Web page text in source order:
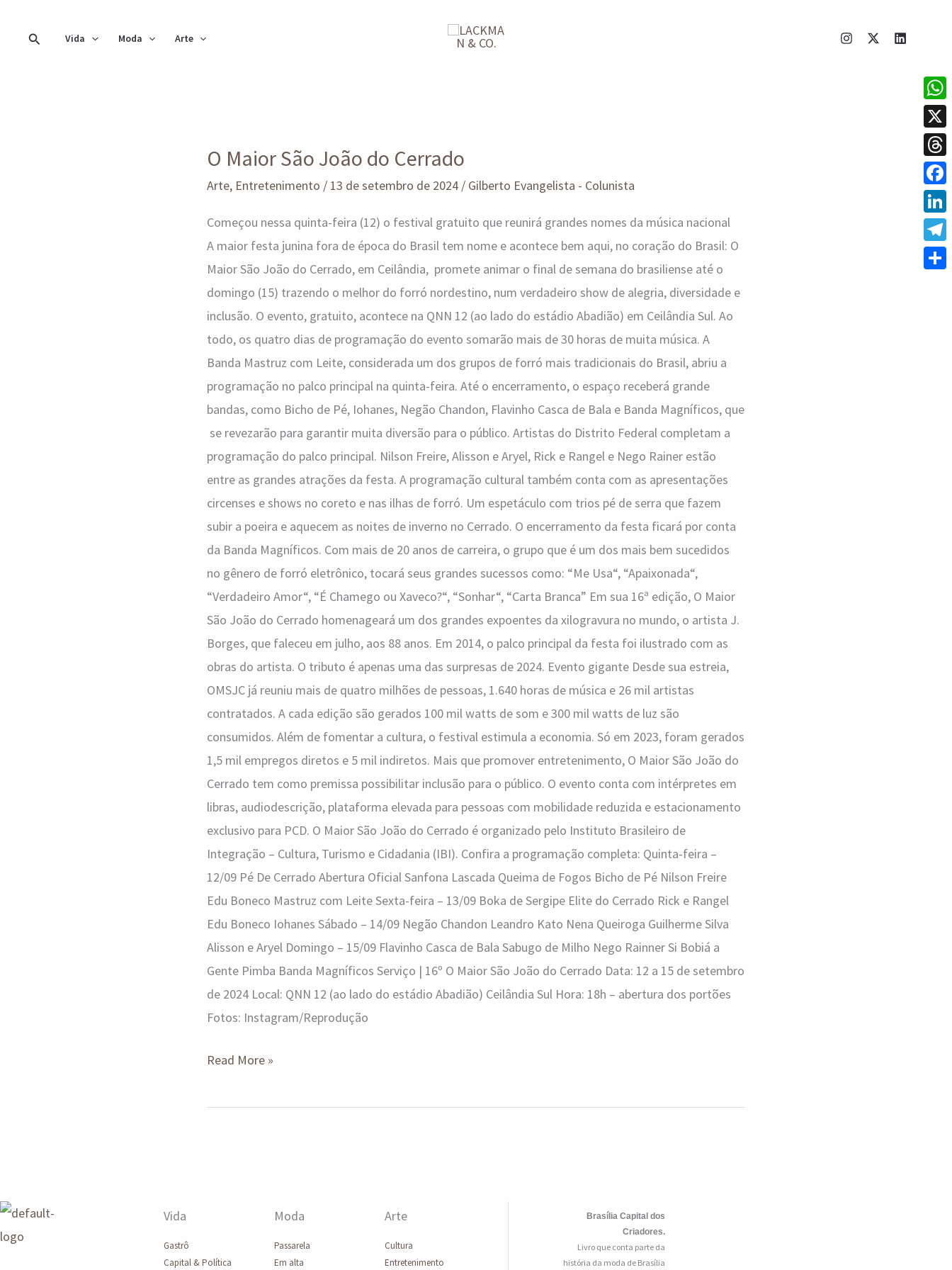
Pesquisar
Vida Moda Arte
O Maior São João do Cerrado
Arte, Entretenimento / 13 de setembro de 2024 / Gilberto Evangelista - Colunista
Começou nessa quinta-feira (12) o festival gratuito que reunirá grandes nomes da música nacional
A maior festa junina fora de época do Brasil tem nome e acontece bem aqui, no coração do Brasil: O
Maior São João do Cerrado, em Ceilândia, promete animar o final de semana do brasiliense até o
domingo (15) trazendo o melhor do forró nordestino, num verdadeiro show de alegria, diversidade e
inclusão. O evento, gratuito, acontece na QNN 12 (ao lado do estádio Abadião) em Ceilândia Sul. Ao
todo, os quatro dias de programação do evento somarão mais de 30 horas de muita música. A
Banda Mastruz com Leite, considerada um dos grupos de forró mais tradicionais do Brasil, abriu a
programação no palco principal na quinta-feira. Até o encerramento, o espaço receberá grande
bandas, como Bicho de Pé, Iohanes, Negão Chandon, Flavinho Casca de Bala e Banda Magníficos, que
se revezarão para garantir muita diversão para o público. Artistas do Distrito Federal completam a
programação do palco principal. Nilson Freire, Alisson e Aryel, Rick e Rangel e Nego Rainer estão
entre as grandes atrações da festa. A programação cultural também conta com as apresentações
circenses e shows no coreto e nas ilhas de forró. Um espetáculo com trios pé de serra que fazem
subir a poeira e aquecem as noites de inverno no Cerrado. O encerramento da festa ficará por conta
da Banda Magníficos. Com mais de 20 anos de carreira, o grupo que é um dos mais bem sucedidos
no gênero de forró eletrônico, tocará seus grandes sucessos como: “Me Usa“, “Apaixonada“,
“Verdadeiro Amor“, “É Chamego ou Xaveco?“, “Sonhar“, “Carta Branca” Em sua 16ª edição, O Maior
São João do Cerrado homenageará um dos grandes expoentes da xilogravura no mundo, o artista J.
Borges, que faleceu em julho, aos 88 anos. Em 2014, o palco principal da festa foi ilustrado com as
obras do artista. O tributo é apenas uma das surpresas de 2024. Evento gigante Desde sua estreia,
OMSJC já reuniu mais de quatro milhões de pessoas, 1.640 horas de música e 26 mil artistas
contratados. A cada edição são gerados 100 mil watts de som e 300 mil watts de luz são
consumidos. Além de fomentar a cultura, o festival estimula a economia. Só em 2023, foram gerados
1,5 mil empregos diretos e 5 mil indiretos. Mais que promover entretenimento, O Maior São João do
Cerrado tem como premissa possibilitar inclusão para o público. O evento conta com intérpretes em
libras, audiodescrição, plataforma elevada para pessoas com mobilidade reduzida e estacionamento
exclusivo para PCD. O Maior São João do Cerrado é organizado pelo Instituto Brasileiro de
Integração – Cultura, Turismo e Cidadania (IBI). Confira a programação completa: Quinta-feira –
12/09 Pé De Cerrado Abertura Oficial Sanfona Lascada Queima de Fogos Bicho de Pé Nilson Freire
Edu Boneco Mastruz com Leite Sexta-feira – 13/09 Boka de Sergipe Elite do Cerrado Rick e Rangel
Edu Boneco Iohanes Sábado – 14/09 Negão Chandon Leandro Kato Nena Queiroga Guilherme Silva
Alisson e Aryel Domingo – 15/09 Flavinho Casca de Bala Sabugo de Milho Nego Rainner Si Bobiá a
Gente Pimba Banda Magníficos Serviço | 16º O Maior São João do Cerrado Data: 12 a 15 de setembro
de 2024 Local: QNN 12 (ao lado do estádio Abadião) Ceilândia Sul Hora: 18h – abertura dos portões
Fotos: Instagram/Reprodução
Maior
São
do
Cerrado
Read More »
Vida
Gastrô
Capital & Política
Moda
Passarela
Em alta
Arte
Cultura
Entretenimento
Brasília Capital dos
Criadores.
Livro que conta parte da
história da moda de Brasília
X